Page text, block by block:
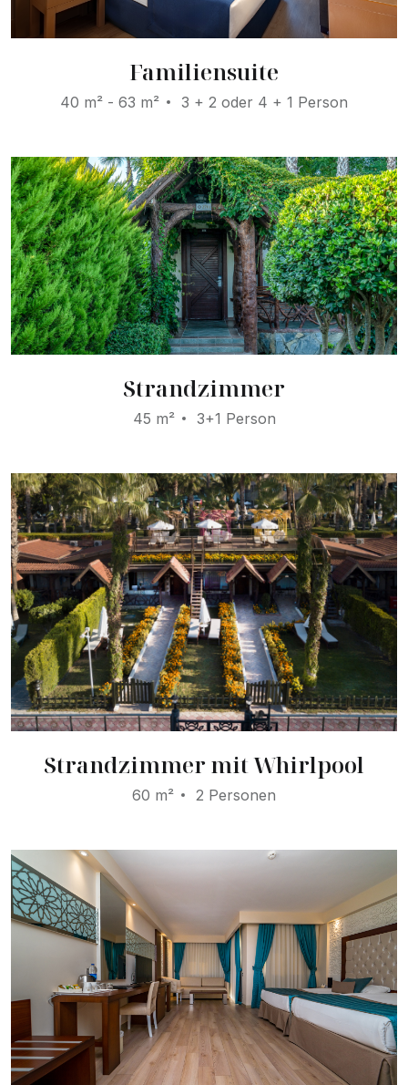
Familiensuite
40 m² - 63 m² 3 + 2 oder 4 + 1 Person
Strandzimmer
45 m² 3+1 Person
Strandzimmer mit Whirlpool
60 m² 2 Personen